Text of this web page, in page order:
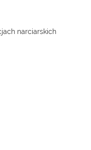
narciarskich